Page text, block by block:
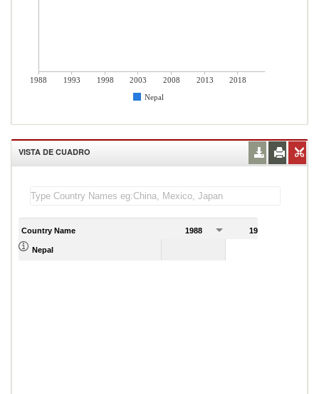
1988 1993 1998 2003 2008 2013
2018
Nepal
VISTA DE CUADRO
Country Name 1988 1989
Nepal